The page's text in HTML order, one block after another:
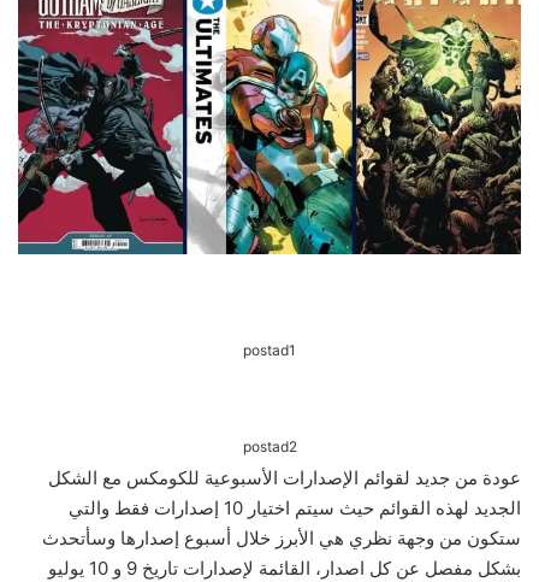
postad1
postad2
عودة من جديد لقوائم الإصدارات الأسبوعية للكومكس مع الشكل
الجديد لهذه القوائم حيث سيتم اختيار 10 إصدارات فقط والتي
ستكون من وجهة نظري هي الأبرز خلال أسبوع إصدارها وسأتحدث
بشكل مفصل عن كل اصدار، القائمة لإصدارات تاريخ 9 و 10 يوليو